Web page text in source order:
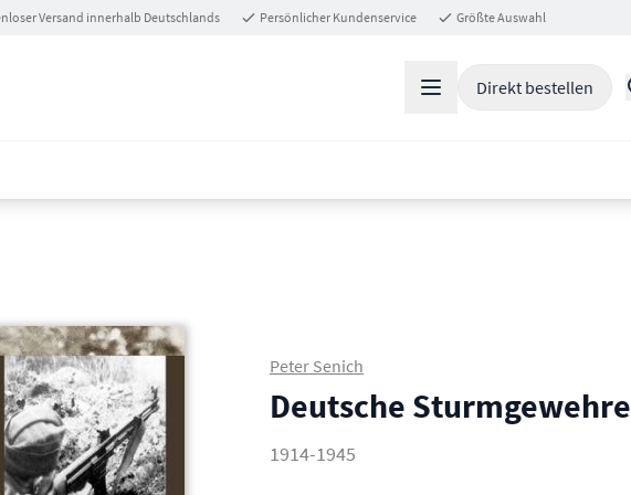
Versand innerhalb Deutschlands Persönlicher Kundenservice Größte Auswahl
Direkt bestellen
Peter Senich
Deutsche Sturmgewehre
1914-1945